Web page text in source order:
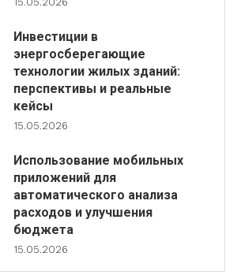
Инвестиции в
энергосберегающие
технологии жилых зданий:
перспективы и реальные
кейсы
15.05.2026
Использование мобильных
приложений для
автоматического анализа
расходов и улучшения
бюджета
15.05.2026